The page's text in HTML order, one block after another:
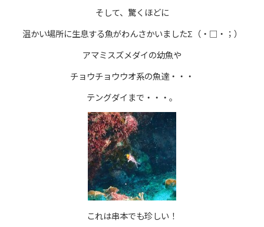
そして、驚くほどに
温かい場所に生息する魚がわんさかいましたΣ（・□・；）
アマミスズメダイの幼魚や
チョウチョウウオ系の魚達・・・
テングダイまで・・・。
これは串本でも珍しい！